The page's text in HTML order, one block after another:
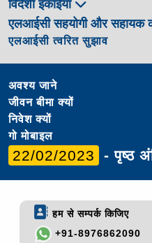
विदेशी इकाईयाँ
एलआईसी सहयोगी और सहायक
एलआईसी त्वरित सुझाव
अवश्य जाने
जीवन बीमा क्यों
निवेश क्यों
गो मोबाइल
22/02/2023 - पृष्ठ
हम से सम्पर्क किजिए
+91-8976862090